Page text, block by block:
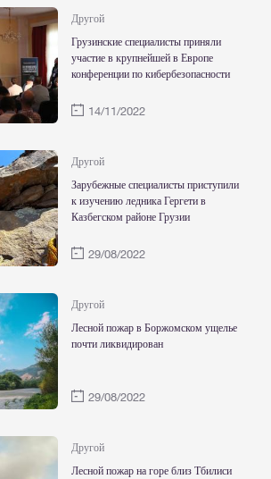
Другой
Грузинские специалисты приняли
участие в крупнейшей в Европе
конференции по кибербезопасности
14/11/2022
Другой
Зарубежные специалисты приступили
к изучению ледника Гергети в
Казбегском районе Грузии
29/08/2022
Другой
Лесной пожар в Боржомском ущелье
почти ликвидирован
29/08/2022
Другой
Лесной пожар на горе близ Тбилиси